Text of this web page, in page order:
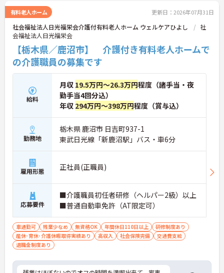
有料老人ホーム 更新日：2026年07月31日
社会福祉法人日光福栄会介護付有料老人ホーム ウェルケアひよし
社
会福祉法人日光福栄会
【栃木県／鹿沼市】 介護付き有料老人ホームで
の介護職員の募集です
給料
月収 19.5万円～26.3万円程度（諸手当・夜
勤手当4回分込）
年収 294万円～398万円程度（賞与込）
勤務地
栃木県 鹿沼市 日吉町937-1
東武日光線「新鹿沼駅」バス・車6分
雇用形態 正社員(正職員)
応募要件
■介護職員初任者研修（ヘルパー2級）以上
■普通自動車免許（AT限定可）
車通勤可 残業少なめ 無資格OK 年間休日110日以上
研修制度あり
産休･育休･介護休暇取得実績あり
高収入 社会保険完備
交通費支給
退職金制度あり